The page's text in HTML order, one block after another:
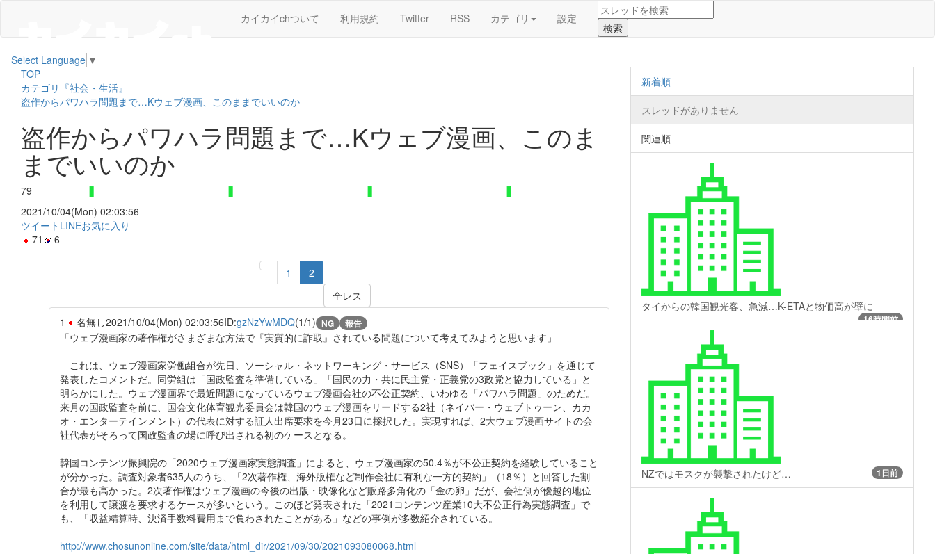
カイカイchついて 利用規約 Twitter RSS カテゴリ 設定
Select Language ▼
TOP
カテゴリ『社会・生活』
盗作からパワハラ問題まで…Kウェブ漫画、このままでいいのか
盗作からパワハラ問題まで…Kウェブ漫画、このま
までいいのか
79
2021/10/04(Mon) 02:03:56
ツイート LINEお気に入り
71
6
1
2
全レス
1
名無し2021/10/04(Mon) 02:03:56ID:gzNzYwMDQ(1/1) NG 報告
「ウェブ漫画家の著作権がさまざまな方法で『実質的に詐取』されている問題について考えてみようと思います」
これは、ウェブ漫画家労働組合が先日、ソーシャル・ネットワーキング・サービス（SNS）「フェイスブック」を通じて
発表したコメントだ。同労組は「国政監査を準備している」「国民の力・共に民主党・正義党の3政党と協力している」と
明らかにした。ウェブ漫画界で最近問題になっているウェブ漫画会社の不公正契約、いわゆる「パワハラ問題」のためだ。
来月の国政監査を前に、国会文化体育観光委員会は韓国のウェブ漫画をリードする2社（ネイバー・ウェブトゥーン、カカ
オ・エンターテインメント）の代表に対する証人出席要求を今月23日に採択した。実現すれば、2大ウェブ漫画サイトの会
社代表がそろって国政監査の場に呼び出される初のケースとなる。
韓国コンテンツ振興院の「2020ウェブ漫画家実態調査」によると、ウェブ漫画家の50.4％が不公正契約を経験していること
が分かった。調査対象者635人のうち、「2次著作権、海外版権など制作会社に有利な一方的契約」（18％）と回答した割
合が最も高かった。2次著作権はウェブ漫画の今後の出版・映像化など販路多角化の「金の卵」だが、会社側が優越的地位
を利用して譲渡を要求するケースが多いという。このほど発表された「2021コンテンツ産業10大不公正行為実態調査」で
も、「収益精算時、決済手数料費用まで負わされたことがある」などの事例が多数紹介されている。
http://www.chosunonline.com/site/data/html_dir/2021/09/30/2021093080068.html
新着順
スレッドがありません
関連順
タイからの韓国観光客、急減…K-ETAと物価高が壁に
16時間前
NZではモスクが襲撃されたけど… 1日前